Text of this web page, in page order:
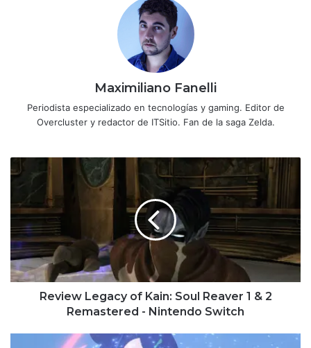
Maximiliano Fanelli
Periodista especializado en tecnologías y gaming. Editor de
Overcluster y redactor de ITSitio. Fan de la saga Zelda.
Review
Legacy
Kain:
Soul
Reaver
1
&
2
RemasteredReview Legacy of Kain: Soul Reaver 1 & 2
Remastered - Nintendo Switch